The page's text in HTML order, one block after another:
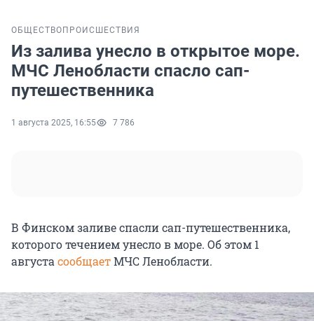
ОБЩЕСТВО ПРОИСШЕСТВИЯ
Из залива унесло в открытое море.
МЧС Ленобласти спасло сап-
путешественника
1 августа 2025, 16:55 7 786
В Финском заливе спасли сап-путешественника,
которого течением унесло в море. Об этом 1
августа сообщаетМЧС Ленобласти.